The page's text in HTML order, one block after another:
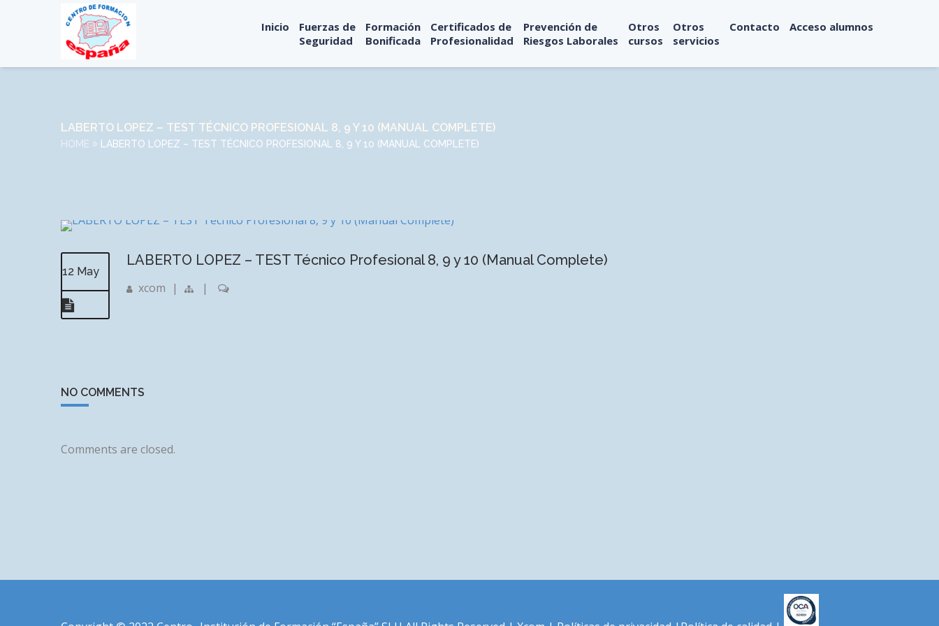
Inicio
Fuerzas de
Seguridad
Formación
Bonificada
Certificados de
Profesionalidad
Prevención de
Riesgos Laborales
Otros
cursos
Otros
servicios
Contacto Acceso alumnos
LABERTO LOPEZ – TEST TÉCNICO PROFESIONAL 8, 9 Y 10 (MANUAL COMPLETE)
HOME LABERTO LOPEZ – TEST TÉCNICO PROFESIONAL 8, 9 Y 10 (MANUAL COMPLETE)
12 May
LABERTO LOPEZ – TEST Técnico Profesional 8, 9 y 10 (Manual Complete)
xcom | |
NO COMMENTS
Comments are closed.